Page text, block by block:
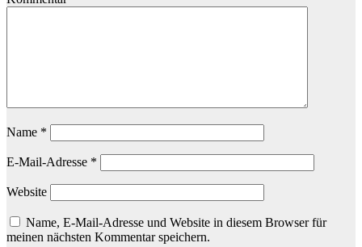
Name *
E-Mail-Adresse *
Website
Name, E-Mail-Adresse und Website in diesem Browser für
meinen nächsten Kommentar speichern.